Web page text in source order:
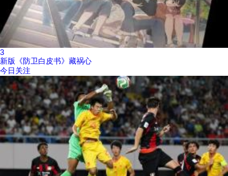
3
新版《防卫白皮书》藏祸心
今日关注